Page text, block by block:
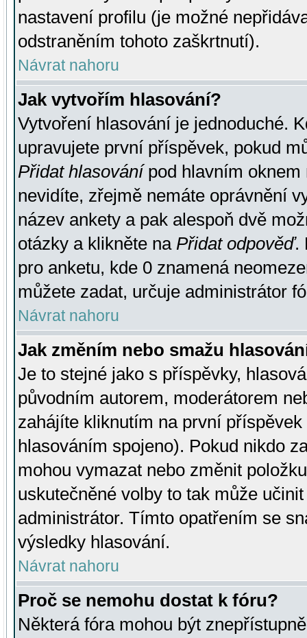
nastavení profilu (je možné
odstraněním tohoto zaškrtnutí).
Návrat nahoru
Jak vytvořím hlasování?
Vytvoření hlasování je jednoduché.
upravujete první příspěvek, pokud
Přidat hlasovánípod hlavním oknem
nevidíte, zřejmě nemáte oprávnění
název ankety a pak alespoň dvě
otázky a klikněte na Přidat odpověď.
pro anketu, kde 0 znamená
můžete zadat, určuje administrátor
Návrat nahoru
Jak změním nebo smažu
Je to stejné jako s příspěvky,
původním autorem, moderátorem
zahájíte kliknutím na první
hlasováním spojeno). Pokud nikdo
mohou vymazat nebo změnit
uskutečněné volby to tak může
administrátor. Tímto opatřením se
výsledky hlasování.
Návrat nahoru
Proč se nemohu dostat k fóru?
Některá fóra mohou být